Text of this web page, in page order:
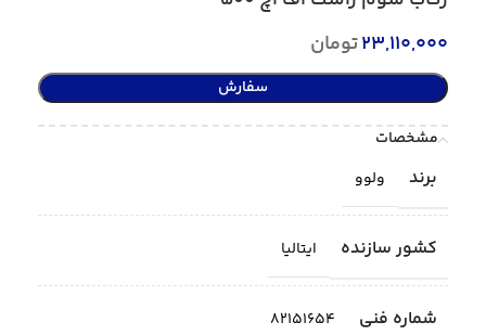
23,110,000تومان
سفارش
مشخصات
برند ولوو
کشور سازنده ایتالیا
شماره فنی 82151654